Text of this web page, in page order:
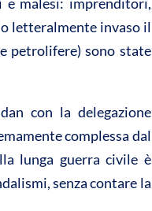
e malesi: imprenditori,
letteralmente invaso il
petrolifere) sono state
con la delegazione
complessa dal
lunga guerra civile è
senza contare la